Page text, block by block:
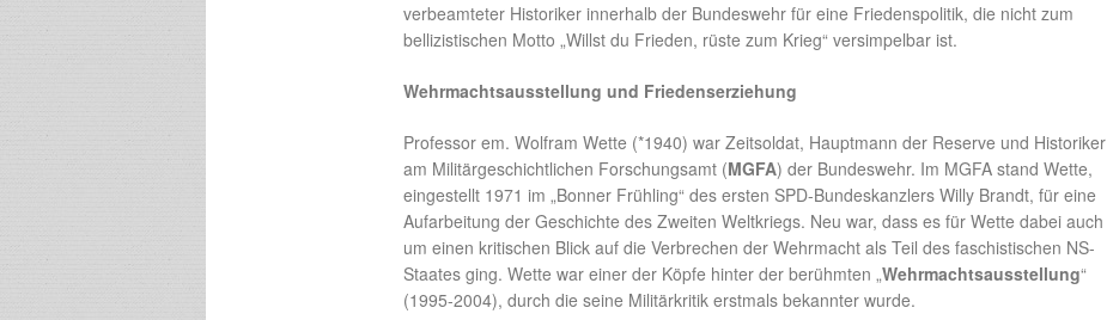
verbeamteter Historiker innerhalb der Bundeswehr für eine Friedenspolitik, die nicht zum
bellizistischen Motto „Willst du Frieden, rüste zum Krieg“ versimpelbar ist.
Wehrmachtsausstellung und Friedenserziehung
Professor em. Wolfram Wette (*1940) war Zeitsoldat, Hauptmann der Reserve und Historiker
am Militärgeschichtlichen Forschungsamt (MGFA) der Bundeswehr. Im MGFA stand Wette,
eingestellt 1971 im „Bonner Frühling“ des ersten SPD-Bundeskanzlers Willy Brandt, für eine
Aufarbeitung der Geschichte des Zweiten Weltkriegs. Neu war, dass es für Wette dabei auch
um einen kritischen Blick auf die Verbrechen der Wehrmacht als Teil des faschistischen NS-
Staates ging. Wette war einer der Köpfe hinter der berühmten „Wehrmachtsausstellung“
(1995-2004), durch die seine Militärkritik erstmals bekannter wurde.